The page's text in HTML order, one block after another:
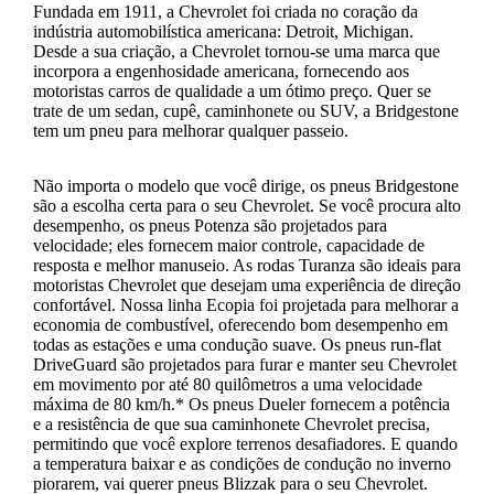
Fundada em 1911, a Chevrolet foi criada no coração da
indústria automobilística americana: Detroit, Michigan.
Desde a sua criação, a Chevrolet tornou-se uma marca que
incorpora a engenhosidade americana, fornecendo aos
motoristas carros de qualidade a um ótimo preço. Quer se
trate de um sedan, cupê, caminhonete ou SUV, a Bridgestone
tem um pneu para melhorar qualquer passeio.
Não importa o modelo que você dirige, os pneus Bridgestone
são a escolha certa para o seu Chevrolet. Se você procura alto
desempenho, os pneus Potenza são projetados para
velocidade; eles fornecem maior controle, capacidade de
resposta e melhor manuseio. As rodas Turanza são ideais para
motoristas Chevrolet que desejam uma experiência de direção
confortável. Nossa linha Ecopia foi projetada para melhorar a
economia de combustível, oferecendo bom desempenho em
todas as estações e uma condução suave. Os pneus run-flat
DriveGuard são projetados para furar e manter seu Chevrolet
em movimento por até 80 quilômetros a uma velocidade
máxima de 80 km/h.* Os pneus Dueler fornecem a potência
e a resistência de que sua caminhonete Chevrolet precisa,
permitindo que você explore terrenos desafiadores. E quando
a temperatura baixar e as condições de condução no inverno
piorarem, vai querer pneus Blizzak para o seu Chevrolet.